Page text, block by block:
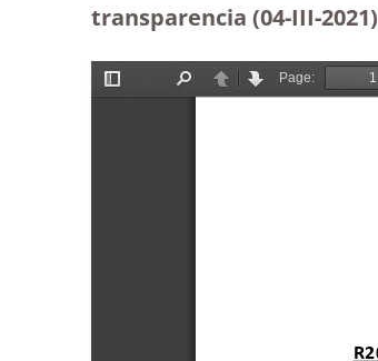
transparencia (04-III-2021)